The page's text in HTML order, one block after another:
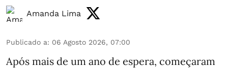
Amanda Lima
Publicado a: 06 Agosto 2026, 07:00
Após mais de um ano de espera, começaram